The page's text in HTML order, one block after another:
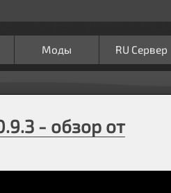
Моды RU Сервер
- обзор от